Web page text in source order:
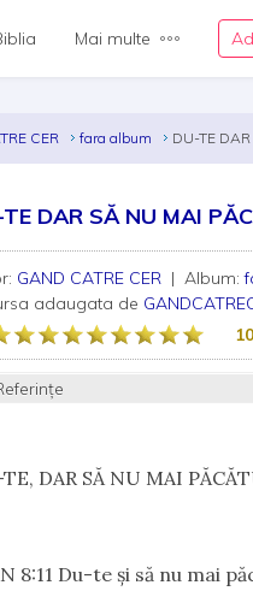
Mai multe
CER fara album DU-TE
DAR SĂ NU MAI
GAND CATRE CER | Album:
adaugata de
DAR SĂ NU MAI
8:11 Du-te şi să nu mai